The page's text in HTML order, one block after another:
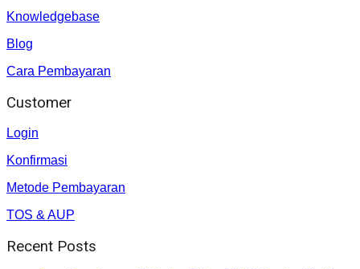
Knowledgebase
Blog
Cara Pembayaran
Customer
Login
Konfirmasi
Metode Pembayaran
TOS & AUP
Recent Posts